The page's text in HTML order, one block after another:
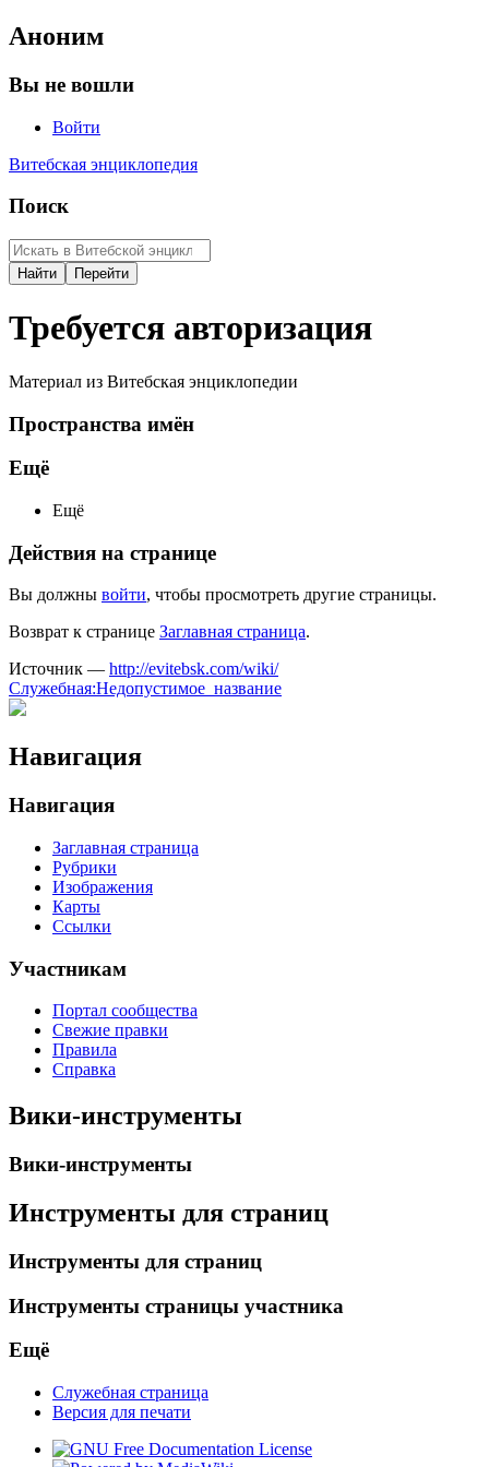
Аноним
Вы не вошли
Войти
Витебская энциклопедия
Поиск
Требуется авторизация
Материал из Витебская энциклопедии
Пространства имён
Ещё
Ещё
Действия на странице
Вы должны войти, чтобы просмотреть другие страницы.
Возврат к странице Заглавная страница.
Источник — http://evitebsk.com/wiki/
Служебная:Недопустимое_название
Навигация
Навигация
Заглавная страница
Рубрики
Изображения
Карты
Ссылки
Участникам
Портал сообщества
Свежие правки
Правила
Справка
Вики-инструменты
Вики-инструменты
Инструменты для страниц
Инструменты для страниц
Инструменты страницы участника
Ещё
Служебная страница
Версия для печати